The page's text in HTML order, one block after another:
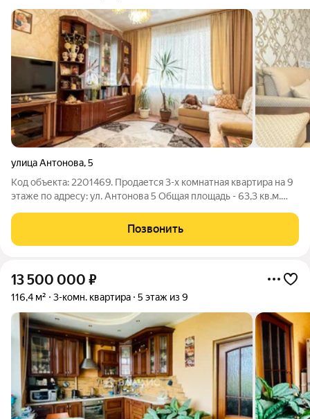
улица Антонова,5
Код объекта: 2201469. Продается 3-х комнатная квартира на 9
этаже по адресу: ул. Антонова 5 Общая площадь - 63,3 кв.м.
этажный, панельный 1995 года постройки. Комнаты
изолированные, окна
Позвонить
13 500 000 ₽
116,4 м² 3-комн. квартира 5 этаж из 9